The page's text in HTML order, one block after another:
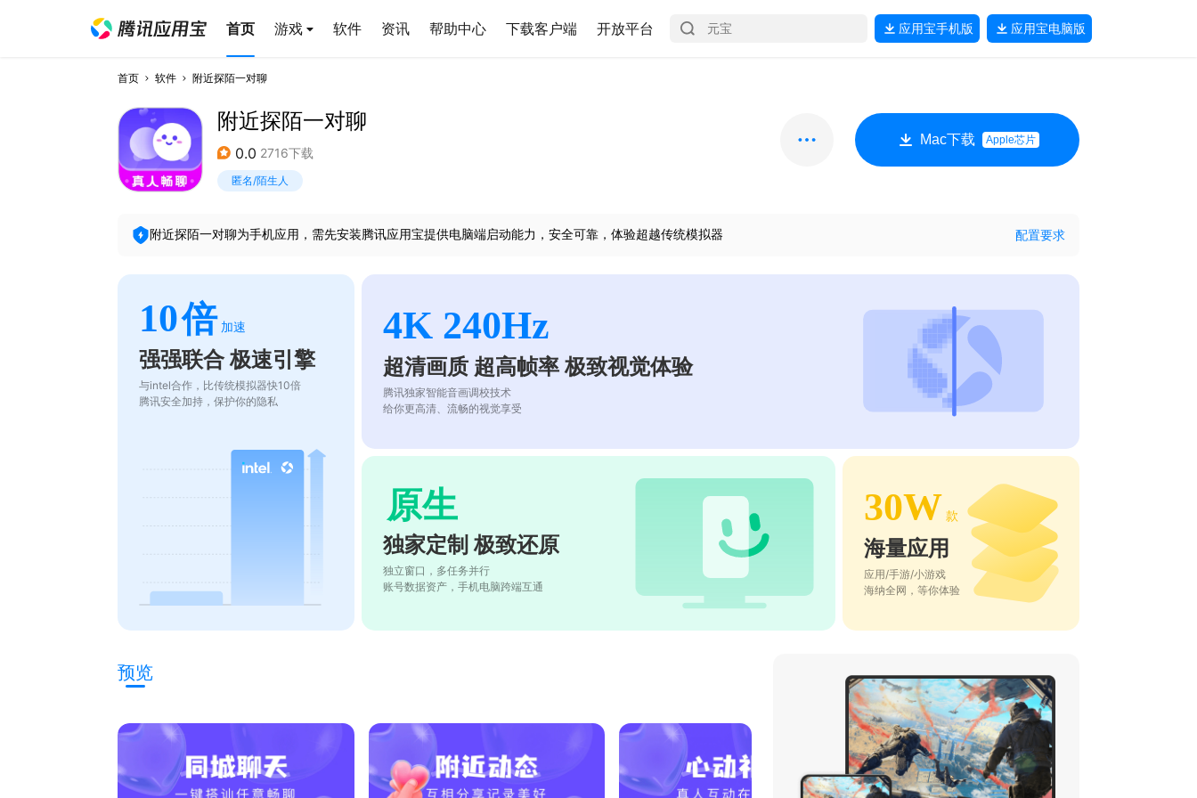
首页 游戏 软件 资讯 帮助中心 下载客户端 开放平台 应用宝手机版 应用宝电脑版
首页 软件 附近探陌一对聊
附近探陌一对聊
0.0 2716下载
匿名/陌生人
Mac下载 Apple芯片
附近探陌一对聊为手机应用，需先安装腾讯应用宝提供电脑端启动能力，安全可靠，体验超越传统模拟器 配置要求
10倍 加速
强强联合 极速引擎
与intel合作，比传统模拟器快10倍
腾讯安全加持，保护你的隐私
4K 240Hz
超清画质 超高帧率 极致视觉体验
腾讯独家智能音画调校技术
给你更高清、流畅的视觉享受
原生
独家定制 极致还原
独立窗口，多任务并行
账号数据资产，手机电脑跨端互通
30W 款
海量应用
应用/手游/小游戏
海纳全网，等你体验
预览